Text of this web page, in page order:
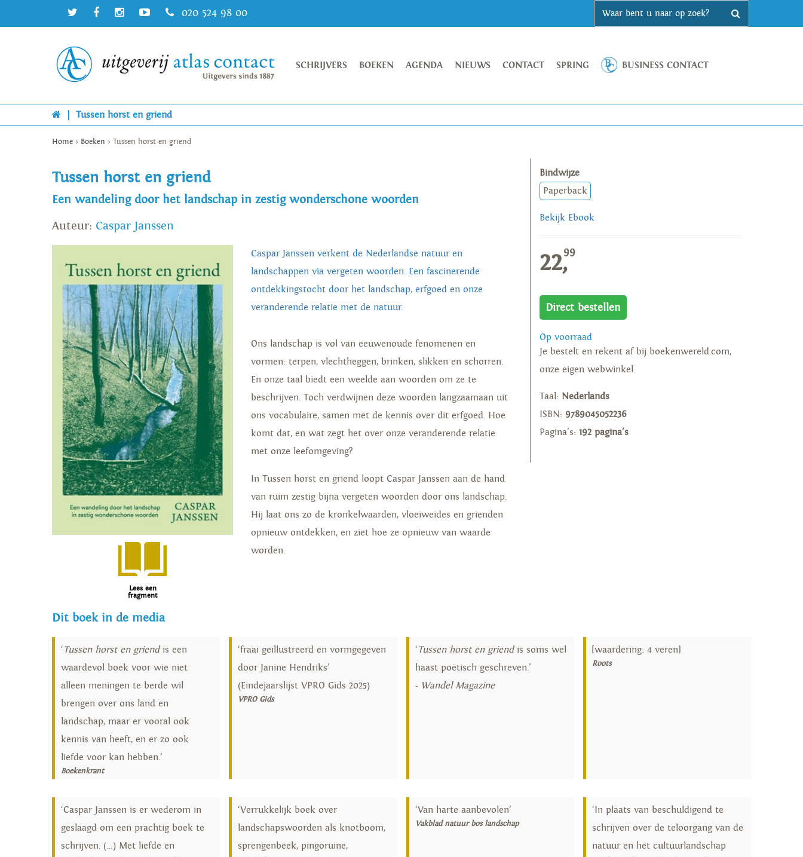
020 524 98 00
SCHRIJVERS BOEKEN AGENDA NIEUWS CONTACT SPRING BUSINESS CONTACT
Tussen horst en griend
Home > Boeken > Tussen horst en griend
Tussen horst en griend
Een wandeling door het landschap in zestig wonderschone woorden
Auteur: Caspar Janssen
Lees een
fragment
Caspar Janssen verkent de Nederlandse natuur en
landschappen via vergeten woorden. Een fascinerende
ontdekkingstocht door het landschap, erfgoed en onze
veranderende relatie met de natuur.
Ons landschap is vol van eeuwenoude fenomenen en
vormen: terpen, vlechtheggen, brinken, slikken en schorren.
En onze taal biedt een weelde aan woorden om ze te
beschrijven. Toch verdwijnen deze woorden langzaamaan uit
ons vocabulaire, samen met de kennis over dit erfgoed. Hoe
komt dat, en wat zegt het over onze veranderende relatie
met onze leefomgeving?
In Tussen horst en griend loopt Caspar Janssen aan de hand
van ruim zestig bijna vergeten woorden door ons landschap.
Hij laat ons zo de kronkelwaarden, vloeiweides en grienden
opnieuw ontdekken, en ziet hoe ze opnieuw van waarde
worden.
Bindwijze
Paperback
Bekijk Ebook
22,99
Direct bestellen
Op voorraad
Je bestelt en rekent af bij boekenwereld.com,
onze eigen webwinkel.
Taal: Nederlands
ISBN: 9789045052236
Pagina's: 192 pagina's
Dit boek in de media
‘Tussen horst en griendis een
waardevol boek voor wie niet
alleen meningen te berde wil
brengen over ons land en
landschap, maar er vooral ook
kennis van heeft, en er zo ook
liefde voor kan hebben.’
Boekenkrant
‘fraai geïllustreerd en vormgegeven
door Janine Hendriks’
(Eindejaarslijst VPRO Gids 2025)
VPRO Gids
‘Tussen horst en griend is soms wel
haast poëtisch geschreven.’
- Wandel Magazine
[waardering: 4 veren]
Roots
‘Caspar Janssen is er wederom in
geslaagd om een prachtig boek te
schrijven. (…) Met liefde en
‘Verrukkelijk boek over
landschapswoorden als knotboom,
sprengenbeek, pingoruïne,
‘Van harte aanbevolen’
Vakblad natuur bos landschap
‘In plaats van beschuldigend te
schrijven over de teloorgang van de
natuur en het cultuurlandschap